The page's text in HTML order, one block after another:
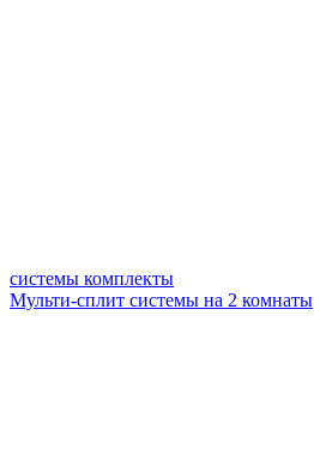
системы комплекты
Мульти-сплит системы на 2 комнаты